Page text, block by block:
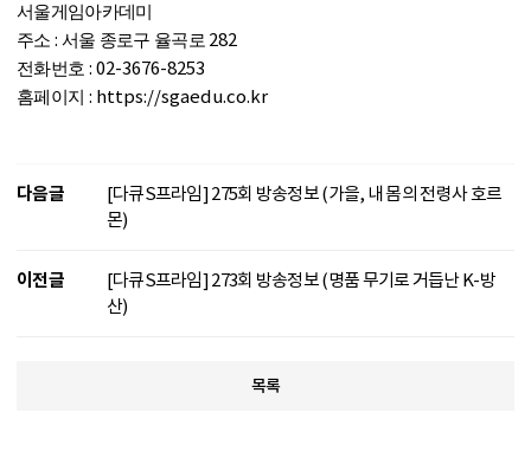
서울게임아카데미
주소 : 서울 종로구 율곡로 282
전화번호 : 02-3676-8253
홈페이지 : https://sgaedu.co.kr
다음글
[다큐S프라임] 275회 방송정보 (가을, 내 몸의 전령사 호르
몬)
이전글
[다큐S프라임] 273회 방송정보 (명품 무기로 거듭난 K-방
산)
목록